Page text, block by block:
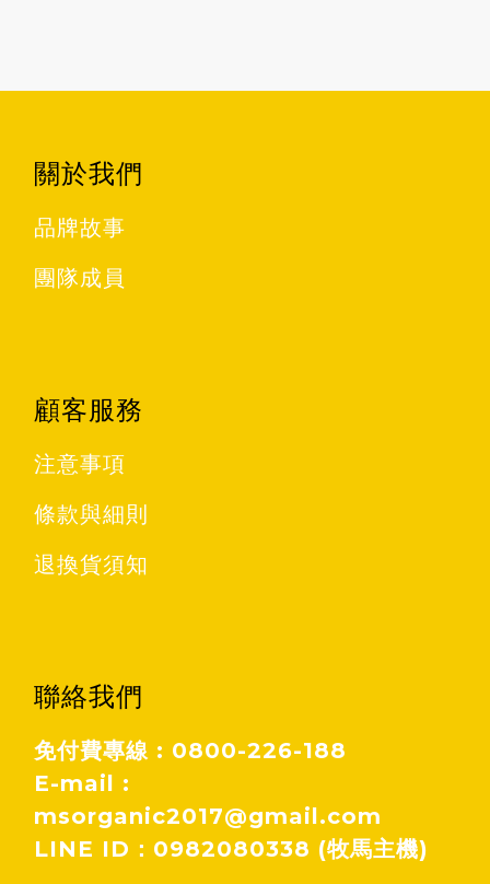
關於我們
品牌故事
團隊成員
顧客服務
注意事項
條款與細則
退換貨須知
聯絡我們
免付費專線 : 0800-226-188
E-mail :
msorganic2017@gmail.com
LINE ID：0982080338 (牧馬主機)